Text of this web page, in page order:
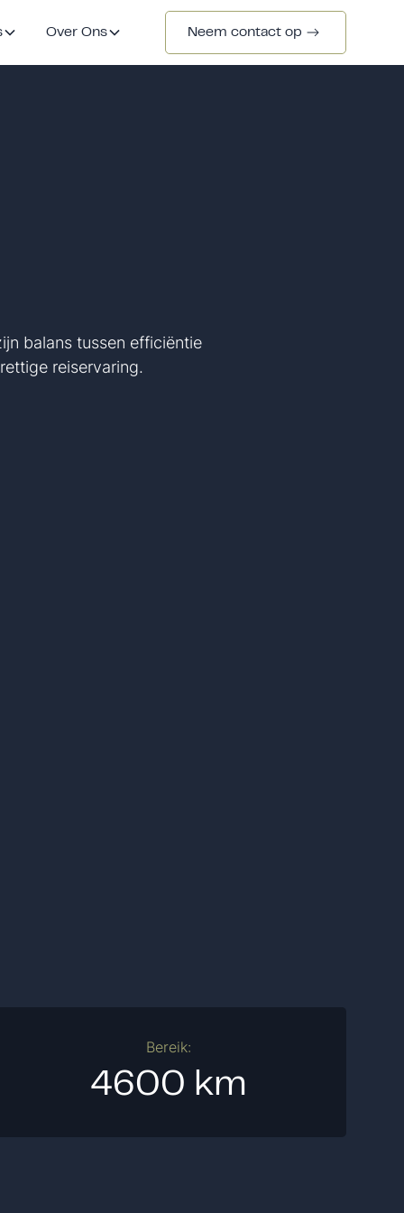
Over Ons Neem contact op
balans tussen efficiëntie
reiservaring.
Bereik:
4600 km